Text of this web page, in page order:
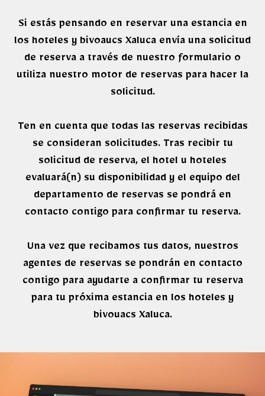
Si estás pensando en reservar una estancia en
los hoteles y bivoaucs Xaluca envía una solicitud
de reserva a través de nuestro formulario o
utiliza nuestro motor de reservas para hacer la
solicitud.
Ten en cuenta que todas las reservas recibidas
se consideran solicitudes. Tras recibir tu
solicitud de reserva, el hotel u hoteles
evaluará(n) su disponibilidad y el equipo del
departamento de reservas se pondrá en
contacto contigo para confirmar tu reserva.
Una vez que recibamos tus datos, nuestros
agentes de reservas se pondrán en contacto
contigo para ayudarte a confirmar tu reserva
para tu próxima estancia en los hoteles y
bivouacs Xaluca.